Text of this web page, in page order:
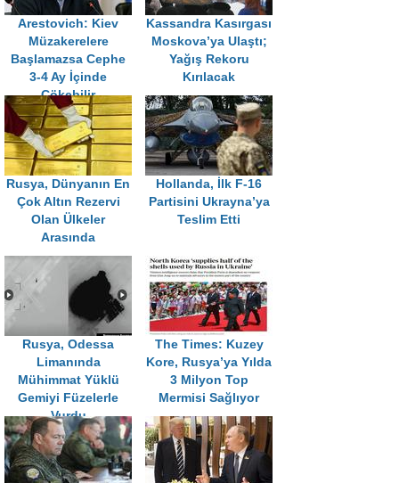
Arestovich: Kiev
Müzakerelere
Başlamazsa Cephe
3-4 Ay İçinde
Çökebilir
Kassandra Kasırgası
Moskova’ya Ulaştı;
Yağış Rekoru
Kırılacak
Rusya, Dünyanın En
Çok Altın Rezervi
Olan Ülkeler
Arasında
Hollanda, İlk F-16
Partisini Ukrayna’ya
Teslim Etti
Rusya, Odessa
Limanında
Mühimmat Yüklü
Gemiyi Füzelerle
Vurdu
The Times: Kuzey
Kore, Rusya’ya Yılda
3 Milyon Top
Mermisi Sağlıyor